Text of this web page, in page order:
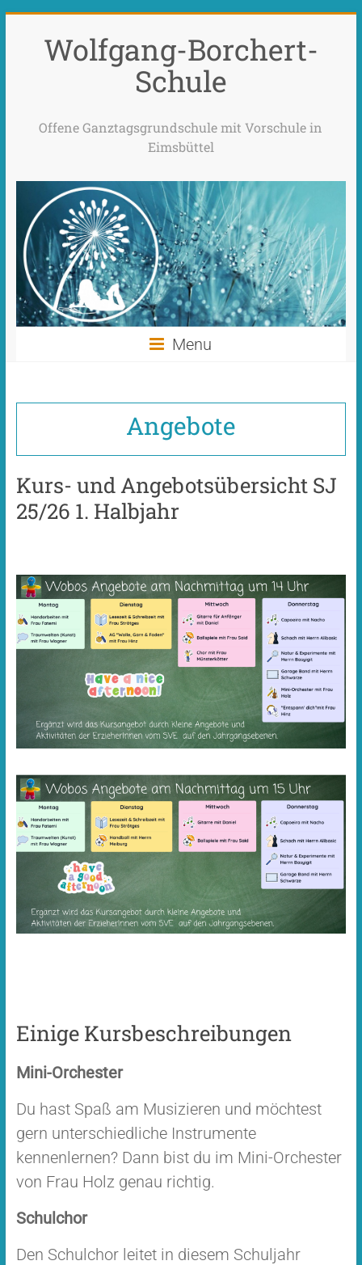
Wolfgang-Borchert-
Schule
Offene Ganztagsgrundschule mit Vorschule in
Eimsbüttel
Menu
Angebote
Kurs- und Angebotsübersicht SJ
25/26 1. Halbjahr
Einige Kursbeschreibungen
Mini-Orchester
Du hast Spaß am Musizieren und möchtest
gern unterschiedliche Instrumente
kennenlernen? Dann bist du im Mini-Orchester
von Frau Holz genau richtig.
Schulchor
Den Schulchor leitet in diesem Schuljahr